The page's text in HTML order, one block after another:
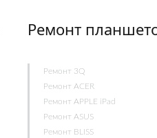
Ремонт
Ремонт 3Q
Ремонт ACER
Ремонт APPLE iPad
Ремонт ASUS
Ремонт BLISS